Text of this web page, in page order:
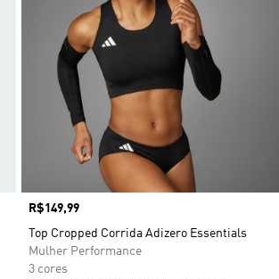
Preço
R$149,99
Top Cropped Corrida Adizero Essentials
Mulher Performance
3 cores